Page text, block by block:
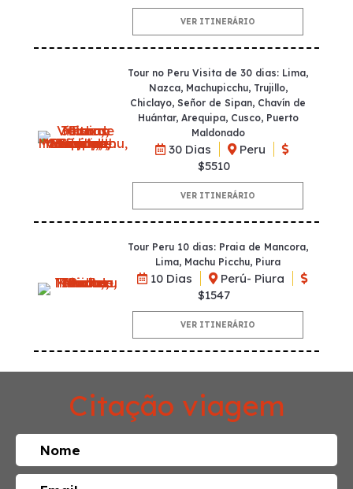
VER ITINERÁRIO
Tour no Peru Visita de 30 dias: Lima,
Nazca, Machupicchu, Trujillo,
Chiclayo, Señor de Sipan, Chavín de
Huántar, Arequipa, Cusco, Puerto
Maldonado
30 Dias
Peru
$5510
VER ITINERÁRIO
Tour Peru 10 dias: Praia de Mancora,
Lima, Machu Picchu, Piura
10 Dias
Perú- Piura
$1547
VER ITINERÁRIO
Citação viagem